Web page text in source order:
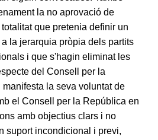
la no aprovació de
totalitat que pretenia definir un
la jerarquia pròpia dels partits
i que s'hagin eliminat les
del Consell per la
manifesta la seva voluntat de
el Consell per la República en
amb objectius clars i no
suport incondicional i previ,